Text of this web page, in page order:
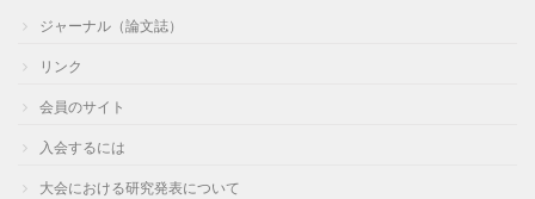
ジャーナル（論文誌）
リンク
会員のサイト
入会するには
大会における研究発表について